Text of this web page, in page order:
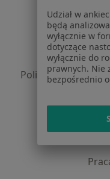
Polityka
Polityka
Polityka
dane
Jak
Udział w
będą
wyłącznie w
dotyczące
wyłącznie do
prawnych. Nie
bezpośrednio